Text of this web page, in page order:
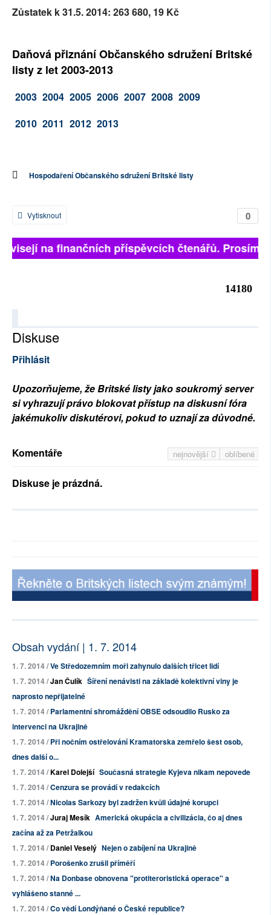
Zůstatek k 31.5. 2014: 263 680, 19 Kč
Daňová přiznání Občanského sdružení Britské
listy z let 2003-2013
2003 2004 2005 2006 2007 2008 2009
2010 2011 2012 2013
Hospodaření Občanského sdružení Britské listy
0
Vytisknout
na finančních příspěvcích čtenářů. Prosíme,
14180
Diskuse
Přihlásit
Upozorňujeme, že Britské listy jako soukromý server
si vyhrazují právo blokovat přístup na diskusní fóra
jakémukoliv diskutérovi, pokud to uznají za důvodné.
nejnovější oblíbené
Komentáře
Diskuse je prázdná.
Obsah vydání | 1. 7. 2014
1. 7. 2014 /Ve Středozemním moři zahynulo dalších třicet lidí
1. 7. 2014 /Jan Čulík Šíření nenávisti na základě kolektivní viny je
naprosto nepřijatelné
1. 7. 2014 /Parlamentní shromáždění OBSE odsoudilo Rusko za
intervenci na Ukrajině
1. 7. 2014 /Při nočním ostřelování Kramatorska zemřelo šest osob,
dnes další o...
1. 7. 2014 /Karel Dolejší Současná strategie Kyjeva nikam nepovede
1. 7. 2014 /Cenzura se provádí v redakcích
1. 7. 2014 /Nicolas Sarkozy byl zadržen kvůli údajné korupci
1. 7. 2014 /Juraj Mesík Americká okupácia a civilizácia, čo aj dnes
začína až za Petržalkou
1. 7. 2014 /Daniel Veselý Nejen o zabíjení na Ukrajině
1. 7. 2014 /Porošenko zrušil příměří
1. 7. 2014 /Na Donbase obnovena "protiteroristická operace" a
vyhlášeno stanné ...
1. 7. 2014 /Co vědí Londýňané o České republice?